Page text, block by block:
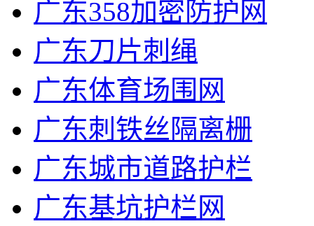
广东358加密防护网
广东刀片刺绳
广东体育场围网
广东刺铁丝隔离栅
广东城市道路护栏
广东基坑护栏网